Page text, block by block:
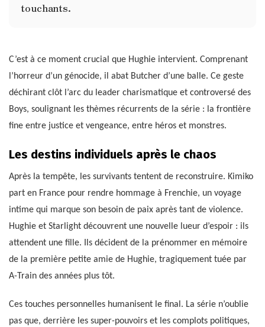
touchants.
C’est à ce moment crucial que Hughie intervient. Comprenant
l’horreur d’un génocide, il abat Butcher d’une balle. Ce geste
déchirant clôt l’arc du leader charismatique et controversé des
Boys, soulignant les thèmes récurrents de la série : la frontière
fine entre justice et vengeance, entre héros et monstres.
Les destins individuels après le chaos
Après la tempête, les survivants tentent de reconstruire. Kimiko
part en France pour rendre hommage à Frenchie, un voyage
intime qui marque son besoin de paix après tant de violence.
Hughie et Starlight découvrent une nouvelle lueur d’espoir : ils
attendent une fille. Ils décident de la prénommer en mémoire
de la première petite amie de Hughie, tragiquement tuée par
A-Train des années plus tôt.
Ces touches personnelles humanisent le final. La série n’oublie
pas que, derrière les super-pouvoirs et les complots politiques,